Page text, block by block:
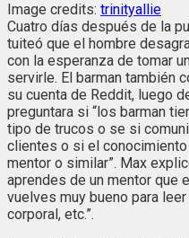
Image credits: trinityallie
Cuatro días después de la
tuiteó que el hombre
con la esperanza de tomar
servirle. El barman también
su cuenta de Reddit, luego
preguntara si “los barman
tipo de trucos o se si
clientes o si el
mentor o similar”. Max
aprendes de un mentor que
vuelves muy bueno para
corporal, etc.”.